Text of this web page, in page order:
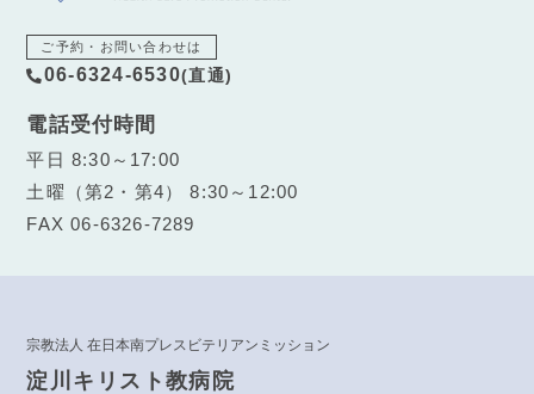
ご予約・お問い合わせは
06-6324-6530(直通)
電話受付時間
平日 8:30～17:00
土曜（第2・第4） 8:30～12:00
FAX 06-6326-7289
宗教法人 在日本南プレスビテリアンミッション
淀川キリスト教病院